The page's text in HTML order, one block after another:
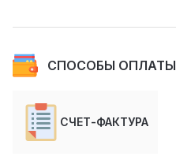
СПОСОБЫ ОПЛАТЫ
СЧЕТ-ФАКТУРА